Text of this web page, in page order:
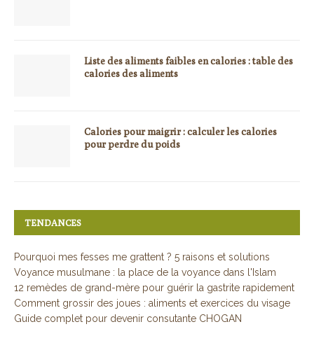
Liste des aliments faibles en calories : table des
calories des aliments
Calories pour maigrir : calculer les calories
pour perdre du poids
TENDANCES
Pourquoi mes fesses me grattent ? 5 raisons et solutions
Voyance musulmane : la place de la voyance dans l'Islam
12 remèdes de grand-mère pour guérir la gastrite rapidement
Comment grossir des joues : aliments et exercices du visage
Guide complet pour devenir consutante CHOGAN